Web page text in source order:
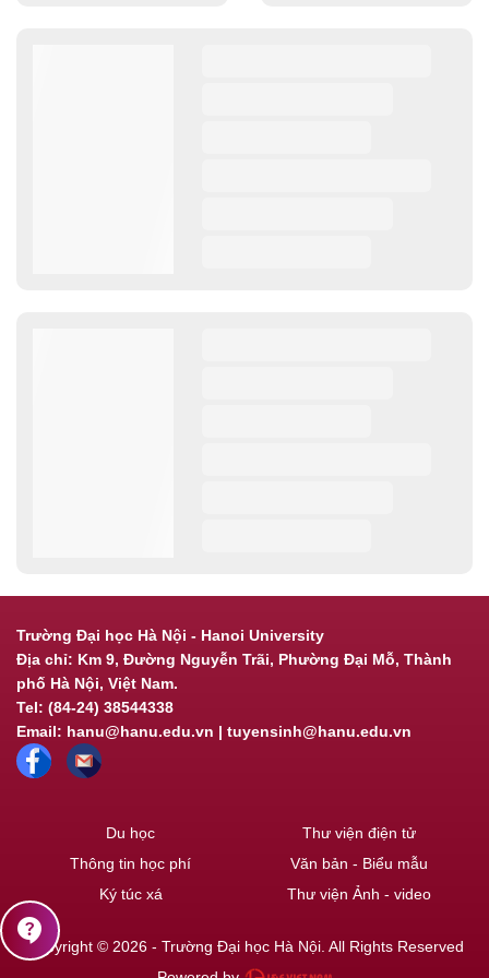
Trường Đại học Hà Nội - Hanoi University
Địa chỉ: Km 9, Đường Nguyễn Trãi, Phường Đại Mỗ, Thành
phố Hà Nội, Việt Nam.
Tel: (84-24) 38544338
Email: hanu@hanu.edu.vn | tuyensinh@hanu.edu.vn
Du học
Thông tin học phí
Ký túc xá
Thư viện điện tử
Văn bản - Biểu mẫu
Thư viện Ảnh - video
Copyright © 2026 - Trường Đại học Hà Nội. All Rights Reserved
contact_support